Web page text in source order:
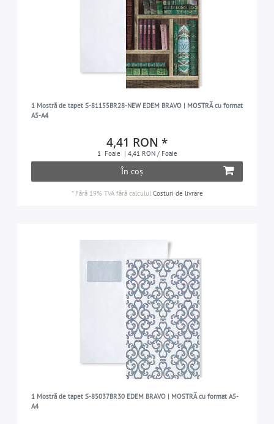
1 Mostră de tapet S-81155BR28-NEW EDEM BRAVO | MOSTRĂ cu format
A5-A4
4,41 RON *
1 Foaie | 4,41 RON / Foaie
În coș
* Fără 19% TVAfără calculul Costuri de livrare
1 Mostră de tapet S-85037BR30 EDEM BRAVO | MOSTRĂ cu format A5-
A4